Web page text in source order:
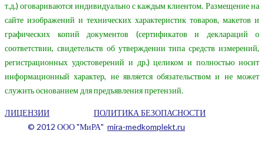
т.д.) оговариваются индивидуально с каждым клиентом. Размещение на
сайте изображений и технических характеристик товаров, макетов и
графических копий документов (сертификатов и деклараций о
соответствии, свидетельств об утверждении типа средств измерений,
регистрационных удостоверений и др.) целиком и полностью носит
информационный характер, не является обязательством и не может
служить основанием для предъявления претензий.
ЛИЦЕНЗИИ
ПОЛИТИКА БЕЗОПАСНОСТИ
© 2012 ООО "МиРА" mira-medkomplekt.ru